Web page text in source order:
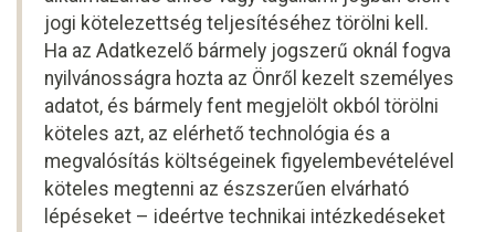
jogi kötelezettség teljesítéséhez törölni kell.
Ha az Adatkezelő bármely jogszerű oknál fogva
nyilvánosságra hozta az Önről kezelt személyes
adatot, és bármely fent megjelölt okból törölni
köteles azt, az elérhető technológia és a
megvalósítás költségeinek figyelembevételével
köteles megtenni az észszerűen elvárható
lépéseket – ideértve technikai intézkedéseket